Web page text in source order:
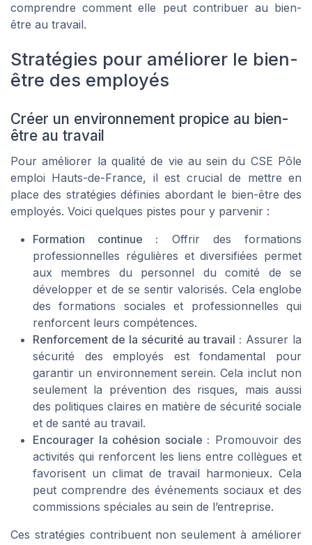
comprendre comment elle peut contribuer au bien-
être au travail.
Stratégies pour améliorer le bien-
être des employés
Créer un environnement propice au bien-
être au travail
Pour améliorer la qualité de vie au sein du CSE Pôle
emploi Hauts-de-France, il est crucial de mettre en
place des stratégies définies abordant le bien-être des
employés. Voici quelques pistes pour y parvenir :
Formation continue : Offrir des formations
professionnelles régulières et diversifiées permet
aux membres du personnel du comité de se
développer et de se sentir valorisés. Cela englobe
des formations sociales et professionnelles qui
renforcent leurs compétences.
Renforcement de la sécurité au travail : Assurer la
sécurité des employés est fondamental pour
garantir un environnement serein. Cela inclut non
seulement la prévention des risques, mais aussi
des politiques claires en matière de sécurité sociale
et de santé au travail.
Encourager la cohésion sociale : Promouvoir des
activités qui renforcent les liens entre collègues et
favorisent un climat de travail harmonieux. Cela
peut comprendre des événements sociaux et des
commissions spéciales au sein de l’entreprise.
Ces stratégies contribuent non seulement à améliorer